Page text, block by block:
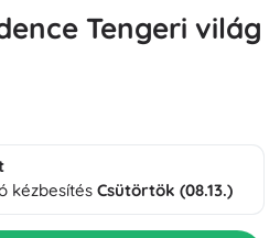
Tengeri világ
kézbesítés Csütörtök (08.13.)